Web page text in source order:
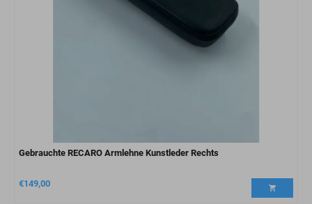
Gebrauchte RECARO Armlehne Kunstleder Rechts
€149,00